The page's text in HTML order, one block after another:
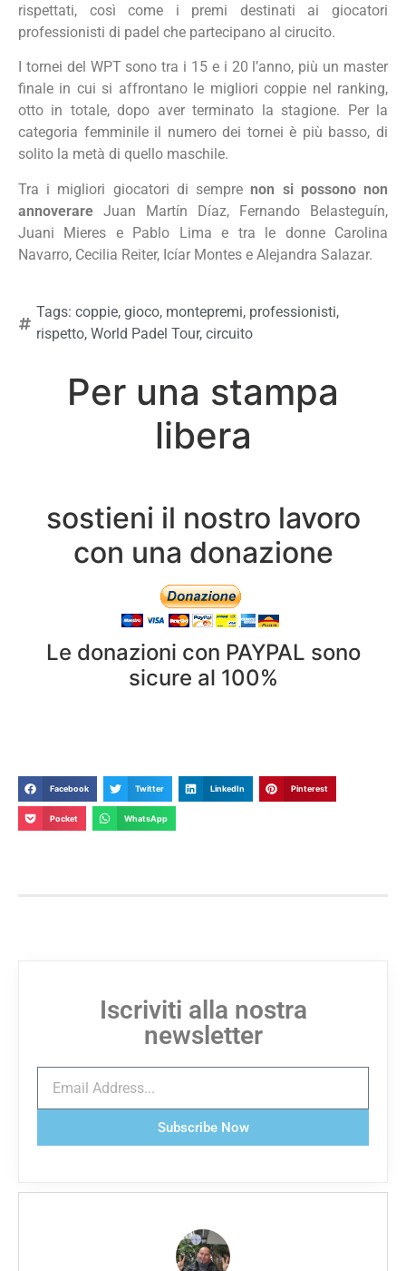
rispettati, così come i premi destinati ai giocatori
professionisti di padel che partecipano al cirucito.
I tornei del WPT sono tra i 15 e i 20 l’anno, più un master
finale in cui si affrontano le migliori coppie nel ranking,
otto in totale, dopo aver terminato la stagione. Per la
categoria femminile il numero dei tornei è più basso, di
solito la metà di quello maschile.
Tra i migliori giocatori di sempre non si possono non
annoverare Juan Martín Díaz, Fernando Belasteguín,
Juani Mieres e Pablo Lima e tra le donne Carolina
Navarro, Cecilia Reiter, Icíar Montes e Alejandra Salazar.
Tags: coppie, gioco, montepremi, professionisti,
rispetto, World Padel Tour, circuito
Per una stampa
libera
sostieni il nostro lavoro
con una donazione
Le donazioni con PAYPAL sono
sicure al 100%
Facebook Twitter LinkedIn Pinterest
Pocket WhatsApp
Iscriviti alla nostra
newsletter
Subscribe Now